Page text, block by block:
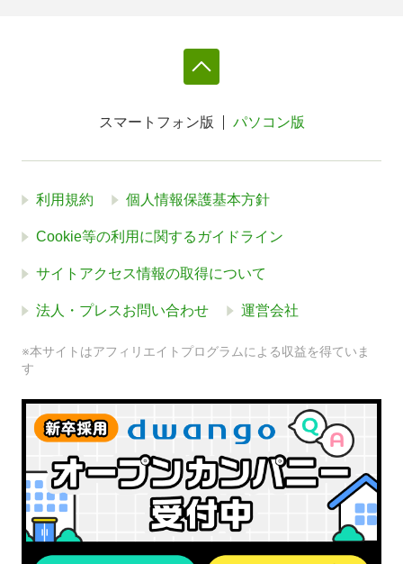
スマートフォン版 パソコン版
利用規約 個人情報保護基本方針
Cookie等の利用に関するガイドライン
サイトアクセス情報の取得について
法人・プレスお問い合わせ 運営会社
※本サイトはアフィリエイトプログラムによる収益を得ていま
す